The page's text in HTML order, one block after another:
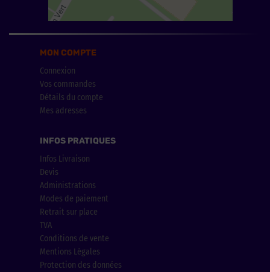
MON COMPTE
Connexion
Vos commandes
Détails du compte
Mes adresses
INFOS PRATIQUES
Infos Livraison
Devis
Administrations
Modes de paiement
Retrait sur place
TVA
Conditions de vente
Mentions Légales
Protection des données